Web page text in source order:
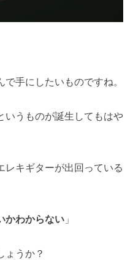
手にしたいものですね。
いうものが誕生してもはや
レキギターが出回っている
かわからない 」
ょうか？